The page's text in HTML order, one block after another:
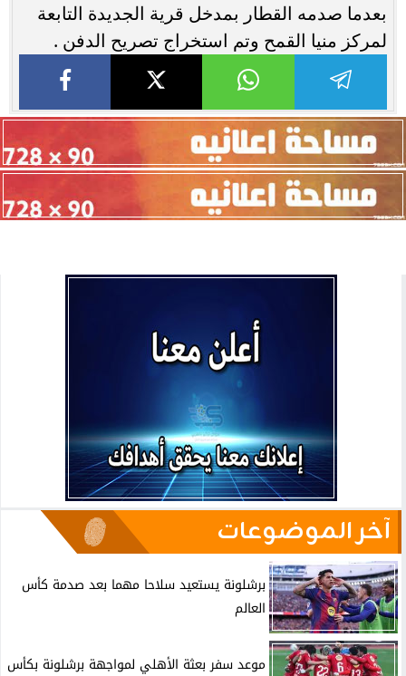
بعدما صدمه القطار بمدخل قرية الجديدة التابعة
لمركز منيا القمح وتم استخراج تصريح الدفن .
آخر الموضوعات
برشلونة يستعيد سلاحا مهما بعد صدمة كأس
العالم
موعد سفر بعثة الأهلي لمواجهة برشلونة بكأس